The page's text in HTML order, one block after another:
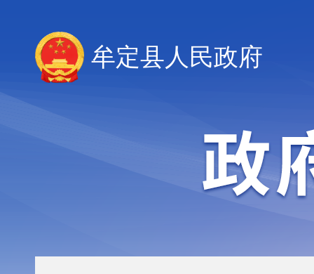
牟定县人民政府